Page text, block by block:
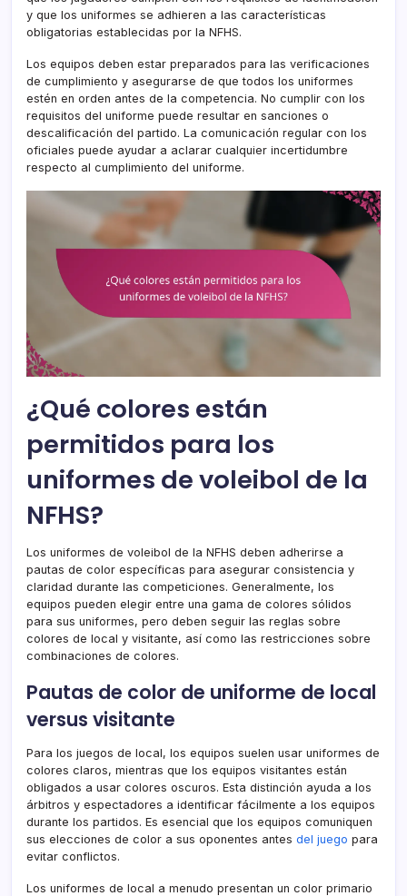
y que los uniformes se adhieren a las características
obligatorias establecidas por la NFHS.
Los equipos deben estar preparados para las verificaciones
de cumplimiento y asegurarse de que todos los uniformes
estén en orden antes de la competencia. No cumplir con los
requisitos del uniforme puede resultar en sanciones o
descalificación del partido. La comunicación regular con los
oficiales puede ayudar a aclarar cualquier incertidumbre
respecto al cumplimiento del uniforme.
¿Qué colores están
permitidos para los
uniformes de voleibol de la
NFHS?
Los uniformes de voleibol de la NFHS deben adherirse a
pautas de color específicas para asegurar consistencia y
claridad durante las competiciones. Generalmente, los
equipos pueden elegir entre una gama de colores sólidos
para sus uniformes, pero deben seguir las reglas sobre
colores de local y visitante, así como las restricciones sobre
combinaciones de colores.
Pautas de color de uniforme de local
versus visitante
Para los juegos de local, los equipos suelen usar uniformes de
colores claros, mientras que los equipos visitantes están
obligados a usar colores oscuros. Esta distinción ayuda a los
árbitros y espectadores a identificar fácilmente a los equipos
durante los partidos. Es esencial que los equipos comuniquen
sus elecciones de color a sus oponentes antes del juego para
evitar conflictos.
Los uniformes de local a menudo presentan un color primario